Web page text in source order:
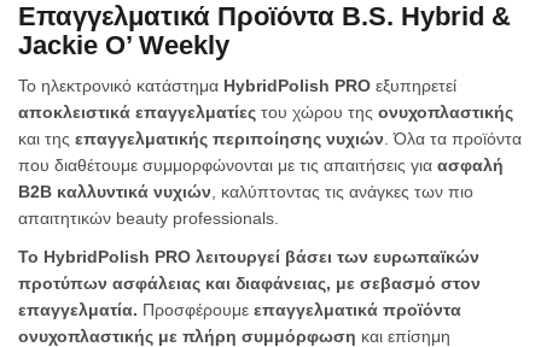
Επαγγελματικά Προϊόντα B.S. Hybrid &
Jackie O’ Weekly
Το ηλεκτρονικό κατάστημα HybridPolish PRO εξυπηρετεί
αποκλειστικά επαγγελματίες του χώρου της ονυχοπλαστικής
και της επαγγελματικής περιποίησης νυχιών . Όλα τα προϊόντα
που διαθέτουμε συμμορφώνονται με τις απαιτήσεις για ασφαλή
B2B καλλυντικά νυχιών , καλύπτοντας τις ανάγκες των πιο
απαιτητικών beauty professionals.
Το HybridPolish PRO λειτουργεί βάσει των ευρωπαϊκών
προτύπων ασφάλειας και διαφάνειας, με σεβασμό στον
επαγγελματία. Προσφέρουμε επαγγελματικά προϊόντα
ονυχοπλαστικής με πλήρη συμμόρφωση και επίσημη